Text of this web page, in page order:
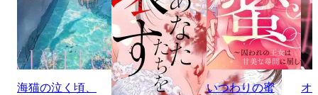
海猫の泣く頃、
いつわりの蜜
オ